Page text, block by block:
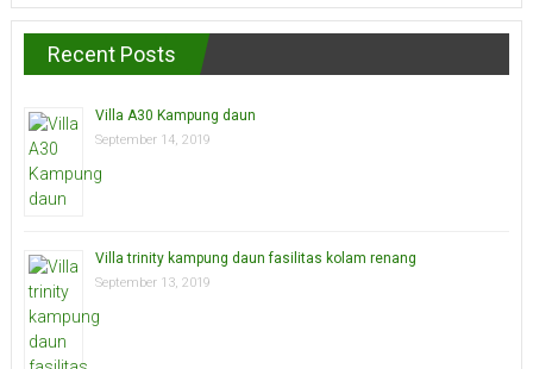
Recent Posts
Villa A30 Kampung daun
September 14, 2019
Villa trinity kampung daun fasilitas kolam renang
September 13, 2019